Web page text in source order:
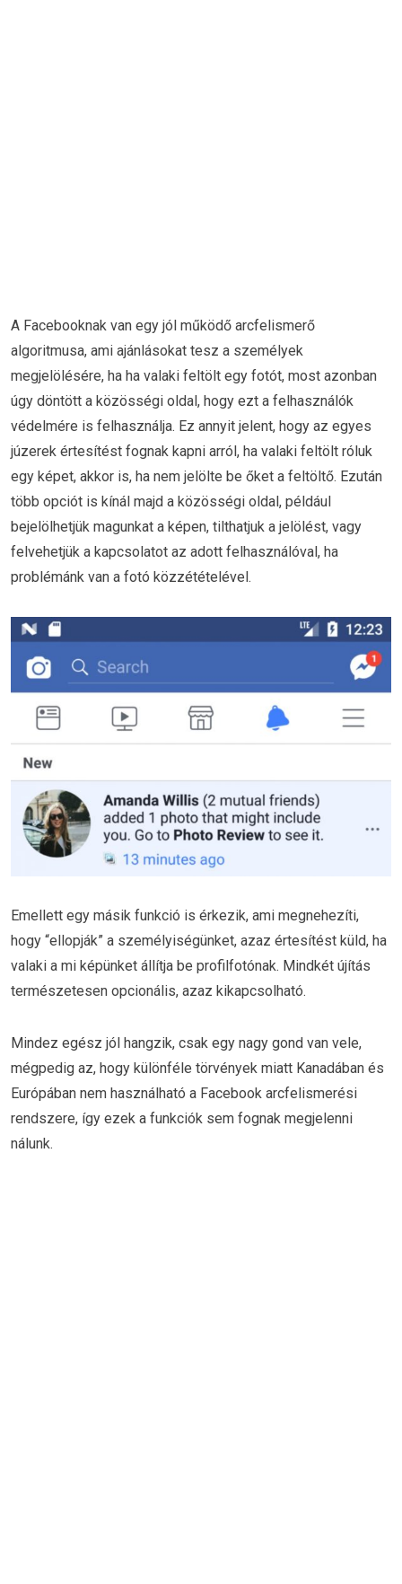
A Facebooknak van egy jól működő arcfelismerő
algoritmusa, ami ajánlásokat tesz a személyek
megjelölésére, ha ha valaki feltölt egy fotót, most azonban
úgy döntött a közösségi oldal, hogy ezt a felhasználók
védelmére is felhasználja. Ez annyit jelent, hogy az egyes
júzerek értesítést fognak kapni arról, ha valaki feltölt róluk
egy képet, akkor is, ha nem jelölte be őket a feltöltő. Ezután
több opciót is kínál majd a közösségi oldal, például
bejelölhetjük magunkat a képen, tilthatjuk a jelölést, vagy
felvehetjük a kapcsolatot az adott felhasználóval, ha
problémánk van a fotó közzétételével.
Emellett egy másik funkció is érkezik, ami megnehezíti,
hogy “ellopják” a személyiségünket, azaz értesítést küld, ha
valaki a mi képünket állítja be profilfotónak. Mindkét újítás
természetesen opcionális, azaz kikapcsolható.
Mindez egész jól hangzik, csak egy nagy gond van vele,
mégpedig az, hogy különféle törvények miatt Kanadában és
Európában nem használható a Facebook arcfelismerési
rendszere, így ezek a funkciók sem fognak megjelenni
nálunk.